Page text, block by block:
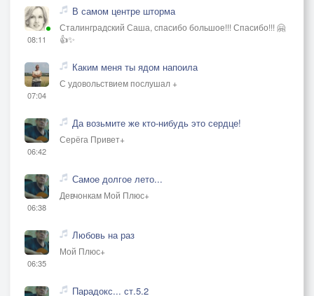
08:11
В самом центре шторма
Сталинградский Саша, спасибо большое!!! Спасибо!!! 🤗
👍✨
07:04
Каким меня ты ядом напоила
С удовольствием послушал +
06:42
Да возьмите же кто-нибудь это сердце!
Серёга Привет+
06:38
Самое долгое лето...
Девчонкам Мой Плюс+
06:35
Любовь на раз
Мой Плюс+
Парадокс... ст.5.2